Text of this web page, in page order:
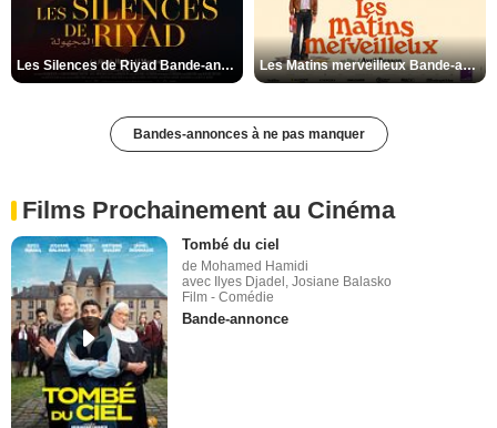
Les Silences de Riyad Bande-annonce VO STFR Les Matins merveilleux Bande-annonce VF
Bandes-annonces à ne pas manquer
Films Prochainement au Cinéma
Tombé du ciel
de Mohamed Hamidi
avec Ilyes Djadel, Josiane Balasko
Film - Comédie
Bande-annonce